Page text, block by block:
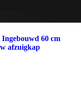
60 cm
afzuigkap